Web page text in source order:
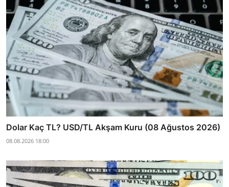
Dolar Kaç TL? USD/TL Akşam Kuru (08 Ağustos 2026)
08.08.2026 18:00